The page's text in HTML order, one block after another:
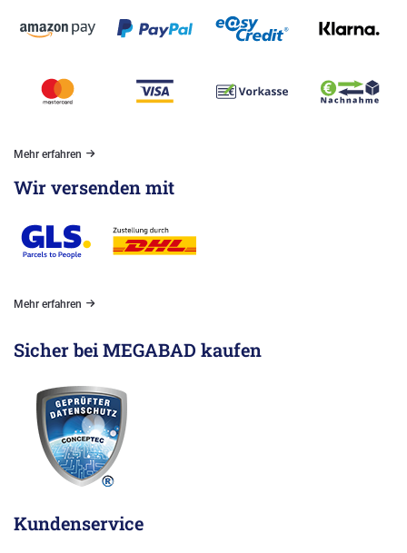
Mehr erfahren
Wir versenden mit
Mehr erfahren
Sicher bei MEGABAD kaufen
Kundenservice